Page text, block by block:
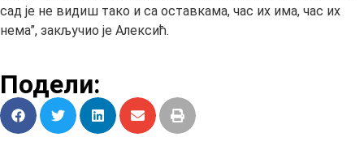
сад је не видиш тако и са оставкама, час их има, час их
нема”, закључио је Алексић.
Подели: